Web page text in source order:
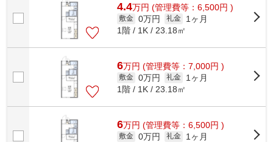
4.4万円 (管理費等：6,500円 )
敷金 0万円 礼金
1ヶ月
1階 / 1K / 23.18㎡
6万円 (管理費等：7,000円 )
敷金 0万円 礼金
1ヶ月
1階 / 1K / 23.18㎡
6万円 (管理費等：6,500円 )
敷金 0万円 礼金
1ヶ月